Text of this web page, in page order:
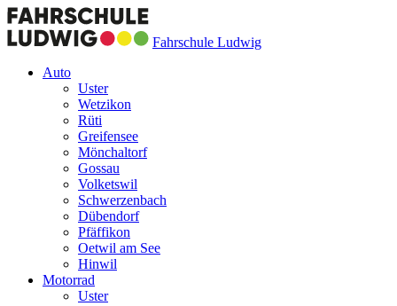
Fahrschule Ludwig
Auto
Uster
Wetzikon
Rüti
Greifensee
Mönchaltorf
Gossau
Volketswil
Schwerzenbach
Dübendorf
Pfäffikon
Oetwil am See
Hinwil
Motorrad
Uster